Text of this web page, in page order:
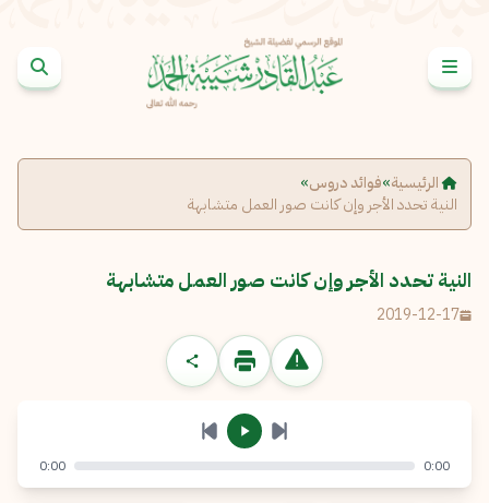
الرئيسية»فوائد دروس»
النية تحدد الأجر وإن كانت صور العمل متشابهة
النية تحدد الأجر وإن كانت صور العمل متشابهة
2019-12-17
الإبلاغ عن مشكلة
البريد الإلكتروني*
الرسالة
إرسال إلغاء
نسخ
0:00
0:00